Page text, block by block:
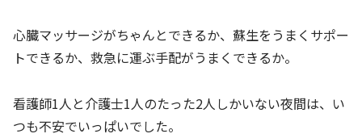
心臓マッサージがちゃんとできるか、蘇生をうまくサポー
トできるか、救急に運ぶ手配がうまくできるか。
看護師1人と介護士1人のたった2人しかいない夜間は、い
つも不安でいっぱいでした。